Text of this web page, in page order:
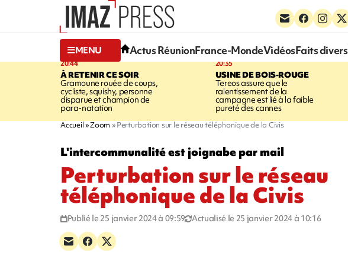
MENU Actus RéunionFrance-MondeVidéosFaits divers
20:44
À RETENIR CE SOIR
Gramoune rouée de coups,
cycliste, squishy, personne
disparue et champion de
para-natation
20:35
USINE DE BOIS-ROUGE
Tereos assure que le
ralentissement de la
campagne est lié à la faible
pureté des cannes
Accueil Zoom Perturbation sur le réseau téléphonique de la Civis
L'intercommunalité est joignabe par mail
Perturbation sur le réseau
téléphonique de la Civis
Publié le 25 janvier 2024 à 09:59 Actualisé le 25 janvier 2024 à 10:16